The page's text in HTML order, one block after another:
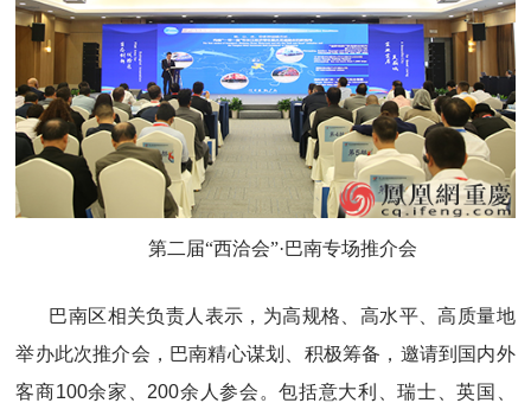
第二届“西洽会”·巴南专场推介会
巴南区相关负责人表示，为高规格、高水平、高质量地
举办此次推介会，巴南精心谋划、积极筹备，邀请到国内外
客商100余家、200余人参会。包括意大利、瑞士、英国、